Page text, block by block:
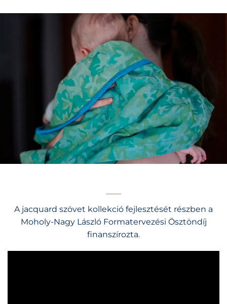
A jacquard szövet kollekció fejlesztését részben a
Moholy-Nagy László Formatervezési Ösztöndíj
finanszírozta.